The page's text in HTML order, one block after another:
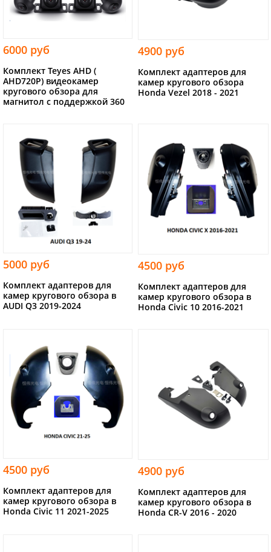
6000 руб
Комплект Teyes AHD (
AHD720P) видеокамер
кругового обзора для
магнитол с поддержкой 360
4900 руб
Комплект адаптеров для
камер кругового обзора
Honda Vezel 2018 - 2021
5000 руб
Комплект адаптеров для
камер кругового обзора в
AUDI Q3 2019-2024
4500 руб
Комплект адаптеров для
камер кругового обзора в
Honda Civic 10 2016-2021
4500 руб
Комплект адаптеров для
камер кругового обзора в
Honda Civic 11 2021-2025
4900 руб
Комплект адаптеров для
камер кругового обзора в
Honda CR-V 2016 - 2020